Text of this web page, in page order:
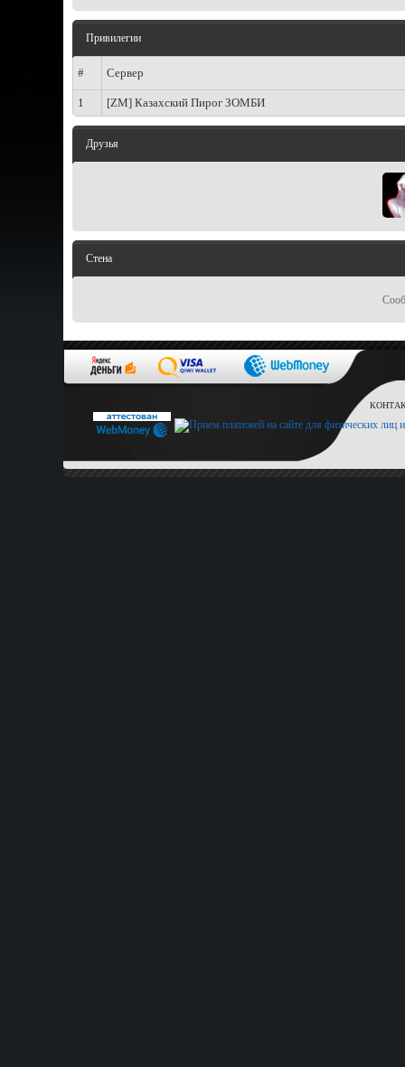
Привилегии
# Сервер
1 [ZM] Казахский Пирог ЗОМБИ
Друзья
Стена